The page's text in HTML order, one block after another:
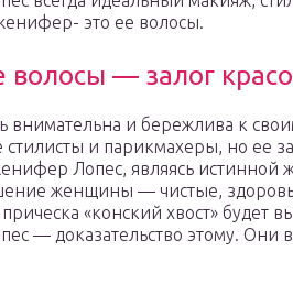
это ее волосы.
волосы — залог
внимательна и бережлива к
и парикмахеры, но ее
Лопес, являясь истинной
женщины — чистые,
прическа «конский хвост» будет
— доказательство этому. Они